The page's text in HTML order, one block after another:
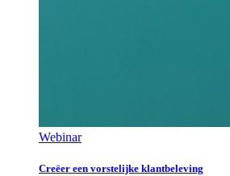
Webinar
Creëer een vorstelijke klantbeleving